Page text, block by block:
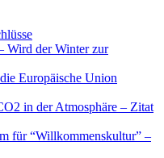
Wird der Winter zur
Europäische Union
in der Atmosphäre – Zitat
für “Willkommenskultur” –